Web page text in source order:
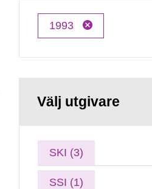
1993
Välj utgivare
SKI (3)
SSI (1)